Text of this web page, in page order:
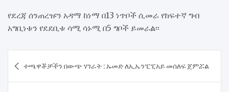
የደረጃ ሰንጠረዡን አዳማ ከነማ በ13 ነጥቦች ሲመራ የከፍተኛ ግብ
አግቢነቱን የደደቢቱ ሳሚ ሳኑሚ በ5 ግቦች ይመራል፡፡
navigation
ተጫዋቾቻችን በውጭ ሃገራት : ኡመድ ለኢኤንፒፒአይ መሰለፍ ጀምሯል